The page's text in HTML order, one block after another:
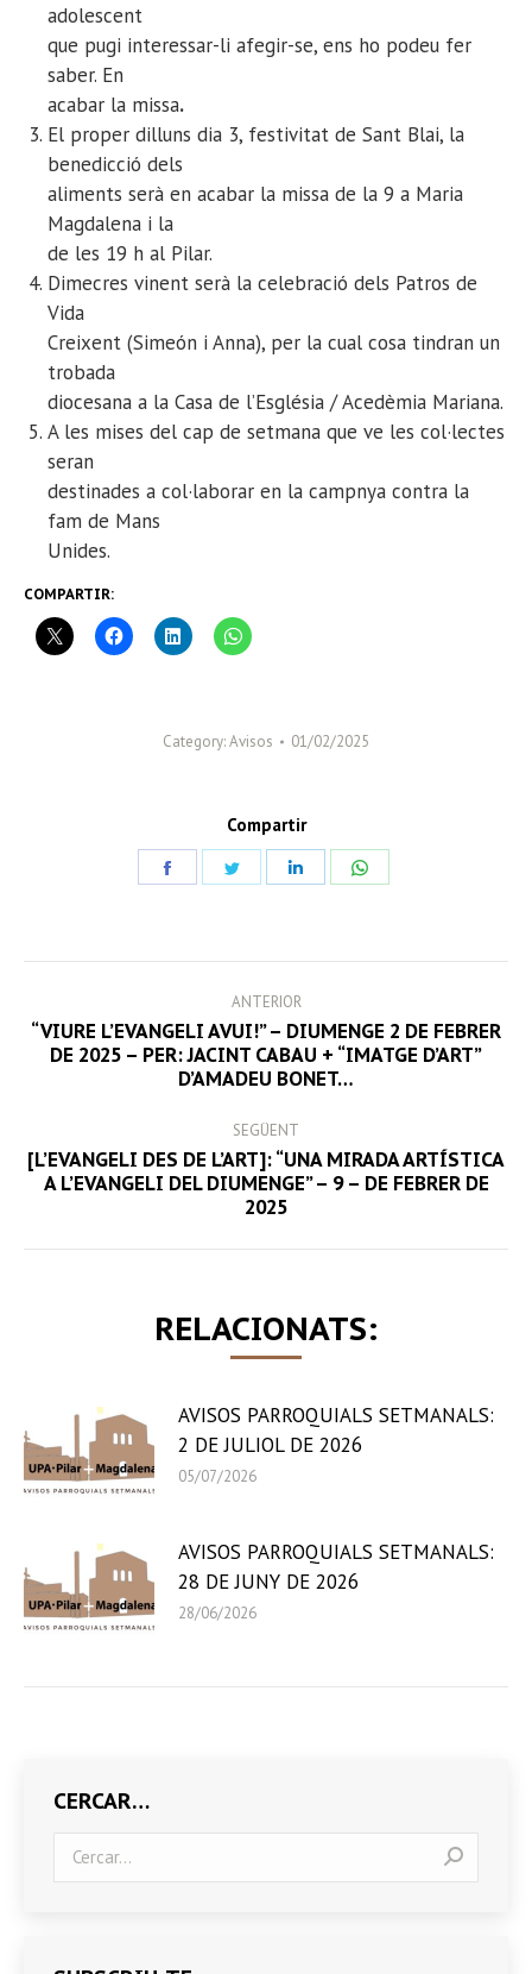
adolescent
que pugi interessar-li afegir-se, ens ho podeu fer
saber. En
acabar la missa.
El proper dilluns dia 3, festivitat de Sant Blai, la
benedicció dels
aliments serà en acabar la missa de la 9 a Maria
Magdalena i la
de les 19 h al Pilar.
Dimecres vinent serà la celebració dels Patros de
Vida
Creixent (Simeón i Anna), per la cual cosa tindran un
trobada
diocesana a la Casa de l’Església / Acedèmia Mariana.
A les mises del cap de setmana que ve les col·lectes
seran
destinades a col·laborar en la campnya contra la
fam de Mans
Unides.
COMPARTIR:
Category:Avisos 01/02/2025
Compartir
NAVIGATION
ANTERIOR
Previous
post:
“VIURE L’EVANGELI AVUI!” – DIUMENGE 2 DE FEBRER
DE 2025 – PER: JACINT CABAU + “IMATGE D’ART”
D’AMADEU BONET…
SEGÜENT
Next
post:
[L’EVANGELI DES DE L’ART]: “UNA MIRADA ARTÍSTICA
A L’EVANGELI DEL DIUMENGE” – 9 – DE FEBRER DE
2025
RELACIONATS:
AVISOS PARROQUIALS SETMANALS:
2 DE JULIOL DE 2026
05/07/2026
AVISOS PARROQUIALS SETMANALS:
28 DE JUNY DE 2026
28/06/2026
CERCAR…